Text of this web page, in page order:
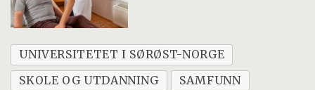
UNIVERSITETET I SØRØST-NORGE
SKOLE OG UTDANNING
SAMFUNN